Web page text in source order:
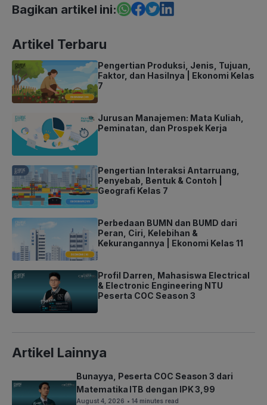
Bagikan artikel ini:
Artikel Terbaru
Pengertian Produksi, Jenis, Tujuan,
Faktor, dan Hasilnya | Ekonomi Kelas
7
Jurusan Manajemen: Mata Kuliah,
Peminatan, dan Prospek Kerja
Pengertian Interaksi Antarruang,
Penyebab, Bentuk & Contoh |
Geografi Kelas 7
Perbedaan BUMN dan BUMD dari
Peran, Ciri, Kelebihan &
Kekurangannya | Ekonomi Kelas 11
Profil Darren, Mahasiswa Electrical
& Electronic Engineering NTU
Peserta COC Season 3
Artikel Lainnya
Bunayya, Peserta COC Season 3 dari
Matematika ITB dengan IPK 3,99
August 4, 2026 • 14 minutes read